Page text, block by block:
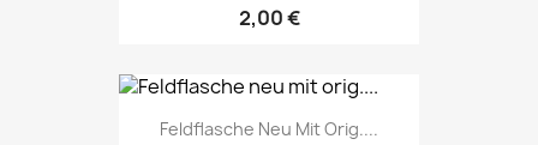
2,00 €
Feldflasche Neu Mit Orig....